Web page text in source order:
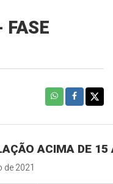
ACIMA DE 15
de 2021